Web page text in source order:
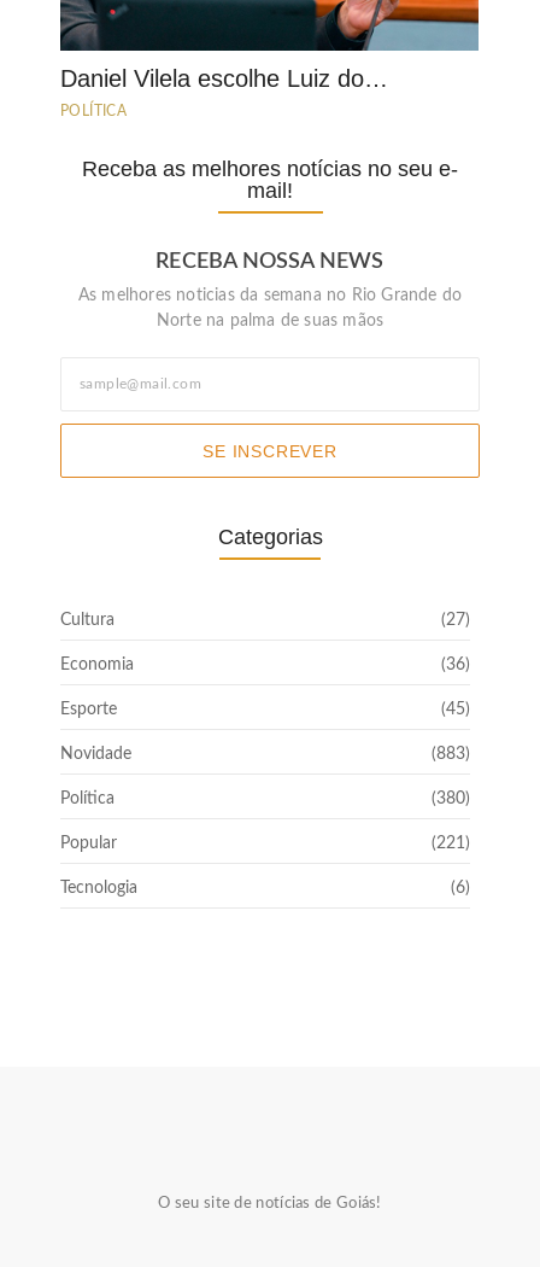
Daniel Vilela escolhe Luiz do…
POLÍTICA
Receba as melhores notícias no seu e-
mail!
RECEBA NOSSA NEWS
As melhores noticias da semana no Rio Grande do
Norte na palma de suas mãos
SE INSCREVER
Categorias
Cultura (27)
Economia (36)
Esporte (45)
Novidade (883)
Política (380)
Popular (221)
Tecnologia (6)
O seu site de notícias de Goiás!